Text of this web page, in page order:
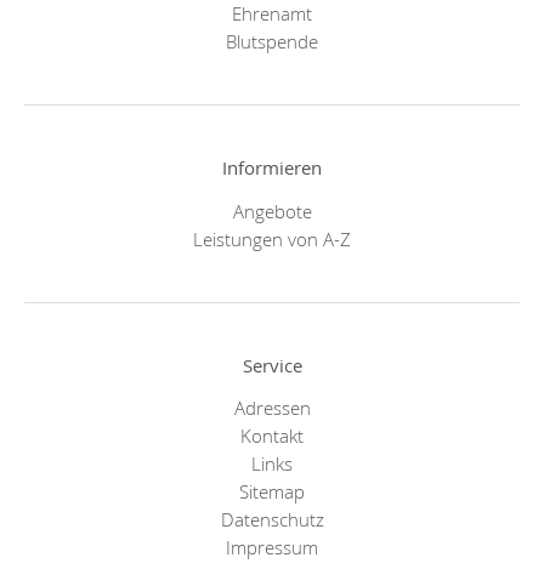
Ehrenamt
Blutspende
Informieren
Angebote
Leistungen von A-Z
Service
Adressen
Kontakt
Links
Sitemap
Datenschutz
Impressum